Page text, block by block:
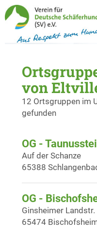
von
12 Ortsgruppen im
gefunden
OG -
Auf der Schanze
65388
OG -
Ginsheimer Landstr.
65474